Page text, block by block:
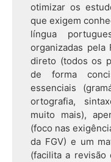
otimizar os
que exigem
língua
organizadas pela
direto (todos os
de forma
essenciais
ortografia,
muito mais),
(foco nas
da FGV) e um
(facilita a revisão